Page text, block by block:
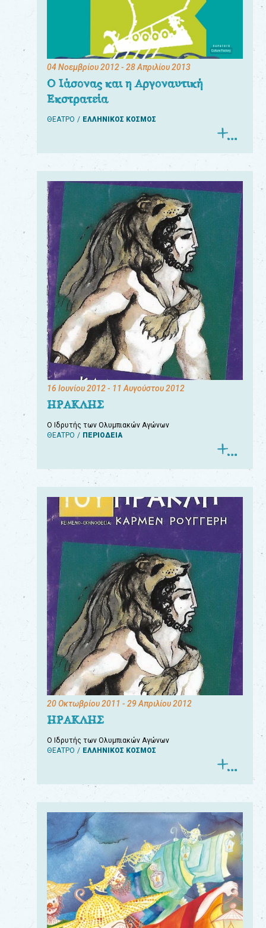
04 Νοεμβρίου 2012- 28 Απριλίου 2013
Ο Ιάσονας και η Αργοναυτική
Εκστρατεία
ΘΕΑΤΡΟ ΕΛΛΗΝΙΚΟΣ ΚΟΣΜΟΣ
16 Ιουνίου 2012- 11 Αυγούστου 2012
ΗΡΑΚΛΗΣ
Ο Ιδρυτής των Ολυμπιακών Αγώνων
ΘΕΑΤΡΟ
ΠΕΡΙΟΔΕΙΑ
20 Οκτωβρίου 2011 - 29 Απριλίου 2012
ΗΡΑΚΛΗΣ
Ο Ιδρυτής των Ολυμπιακών Αγώνων
ΘΕΑΤΡΟ
ΕΛΛΗΝΙΚΟΣ ΚΟΣΜΟΣ